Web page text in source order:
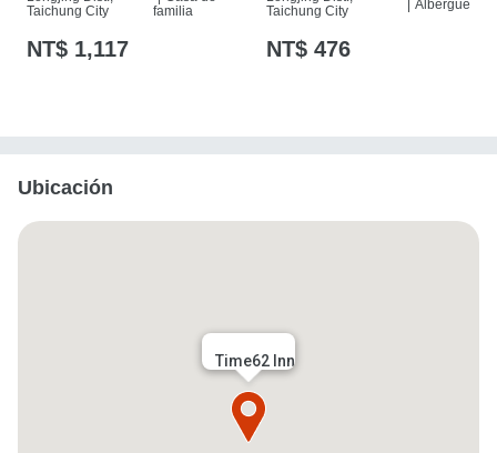
Taichung City
familia
NT$ 1,117
Taichung City
| Albergue
NT$ 476
Ubicación
Time62 Inn